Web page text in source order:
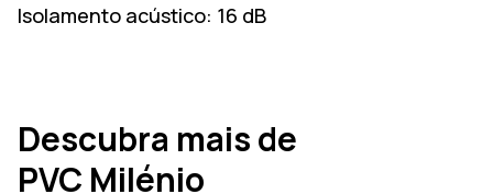
Isolamento acústico: 16 dB
Descubra mais de
PVC Milénio